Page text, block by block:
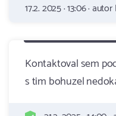
17.2. 2025 · 13:06 · autor
Kontaktoval sem
s tim bohuzel